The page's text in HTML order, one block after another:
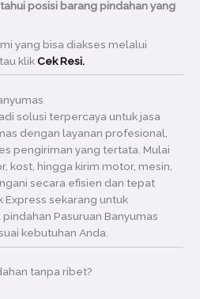
posisi barang pindahan yang
yang bisa diakses melalui
klikCek Resi.
solusi terpercaya untuk jasa
dengan layanan profesional,
pengiriman yang tertata. Mulai
kost, hingga kirim motor, mesin,
secara efisien dan tepat
Express sekarang untuk
Pasuruan Banyumas
kebutuhan Anda.
tanpa ribet?